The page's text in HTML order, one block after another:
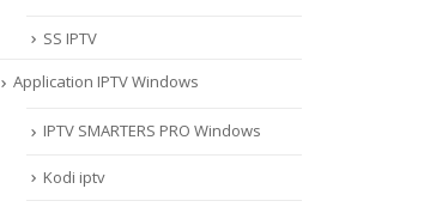
SS IPTV
Application IPTV Windows
IPTV SMARTERS PRO Windows
Kodi iptv